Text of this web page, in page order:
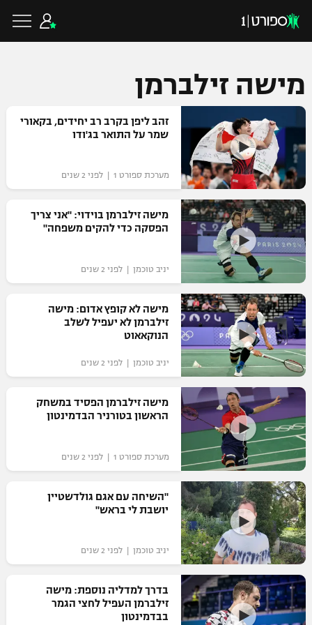
VOD
רץ ברשת
תוצאות
לוח שידורים
ברחבה
"מעל הליגה" – פודקאסט
כדורגל ישראלי
ליגת העל
גביע הטוטו
ליגיונרים
גביע המדינה
נבחרת ישראל
מכבי חיפה
בית"ר ירושלים
מכבי תל אביב
הפועל תל אביב
הפועל חיפה
הפועל באר שבע
מכבי נתניה
בני יהודה
כדורגל עולמי
ליגת האלופות
ליגה אירופית
ליגה אנגלית
ליגה גרמנית
ליגה ספרדית
ליגה איטלקית
ליגה צרפתית
ליגה הולנדית
ליגה סינית
ליגה ברזילאית
ליגות נוספות
כדורסל ישראלי
ליגת ווינר סל
ליגה לאומית
כדורסל נשים
מכבי תל אביב
הפועל חולון
הפועל ירושלים
דני אבדיה
כדורסל עולמי
NBA
יורוליג
יורוקאפ
ענפים נוספים
טניס
כדוריד
כדורעף
שחייה
ג'ודו
אגרוף
ספורט אולימפי
UFC
היאבקות WWE
מישה זילברמן
זהב ליפן בקרב רב יחידים, בקאורי
שמר על התואר בג'ודו
מערכת ספורט 1 | לפני 2 שנים
מישה זילברמן בוידוי: "אני צריך
הפסקה כדי להקים משפחה"
יניב טוכמן | לפני 2 שנים
מישה לא קופץ אדום: מישה
זילברמן לא יעפיל לשלב
הנוקאאוט
יניב טוכמן | לפני 2 שנים
מישה זילברמן הפסיד במשחק
הראשון בטורניר הבדמינטון
מערכת ספורט 1 | לפני 2 שנים
"השיחה עם אגם גולדשטיין
יושבת לי בראש"
יניב טוכמן | לפני 2 שנים
בדרך למדליה נוספת: מישה
זילברמן העפיל לחצי הגמר
בבדמינטון